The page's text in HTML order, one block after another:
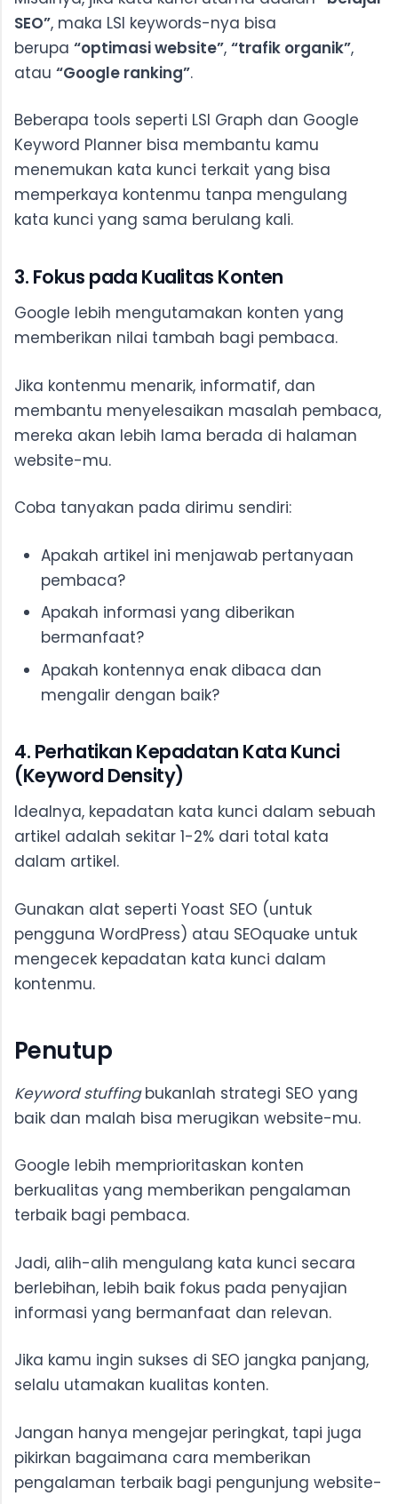
SEO”, maka LSI keywords-nya bisa
berupa “optimasi website”, “trafik organik”,
atau “Google ranking”.
Beberapa tools seperti LSI Graph dan Google
Keyword Planner bisa membantu kamu
menemukan kata kunci terkait yang bisa
memperkaya kontenmu tanpa mengulang
kata kunci yang sama berulang kali.
3. Fokus pada Kualitas Konten
Google lebih mengutamakan konten yang
memberikan nilai tambah bagi pembaca.
Jika kontenmu menarik, informatif, dan
membantu menyelesaikan masalah pembaca,
mereka akan lebih lama berada di halaman
website-mu.
Coba tanyakan pada dirimu sendiri:
Apakah artikel ini menjawab pertanyaan
pembaca?
Apakah informasi yang diberikan
bermanfaat?
Apakah kontennya enak dibaca dan
mengalir dengan baik?
4. Perhatikan Kepadatan Kata Kunci
(Keyword Density)
Idealnya, kepadatan kata kunci dalam sebuah
artikel adalah sekitar 1-2% dari total kata
dalam artikel.
Gunakan alat seperti Yoast SEO (untuk
pengguna WordPress) atau SEOquake untuk
mengecek kepadatan kata kunci dalam
kontenmu.
Penutup
Keyword stuffingbukanlah strategi SEO yang
baik dan malah bisa merugikan website-mu.
Google lebih memprioritaskan konten
berkualitas yang memberikan pengalaman
terbaik bagi pembaca.
Jadi, alih-alih mengulang kata kunci secara
berlebihan, lebih baik fokus pada penyajian
informasi yang bermanfaat dan relevan.
Jika kamu ingin sukses di SEO jangka panjang,
selalu utamakan kualitas konten.
Jangan hanya mengejar peringkat, tapi juga
pikirkan bagaimana cara memberikan
pengalaman terbaik bagi pengunjung website-